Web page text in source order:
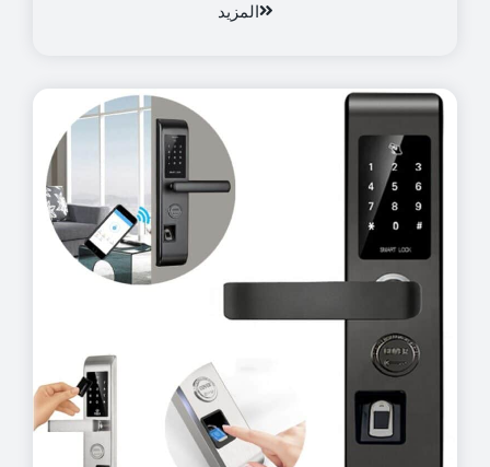
المزيد